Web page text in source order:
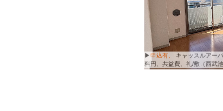
▶募集中、
野田ビル301号室
共益費無、礼1/敷1（京王井
▶募集中、 ラグズ405号室
益費無、礼1/敷1（東京メト
▶募集中、 Ｈ＆Ｋ201号室
益費無、礼1/敷1（JR中央線
▶申込有、
キャッスルアー
料円、共益費、礼/敷（西武